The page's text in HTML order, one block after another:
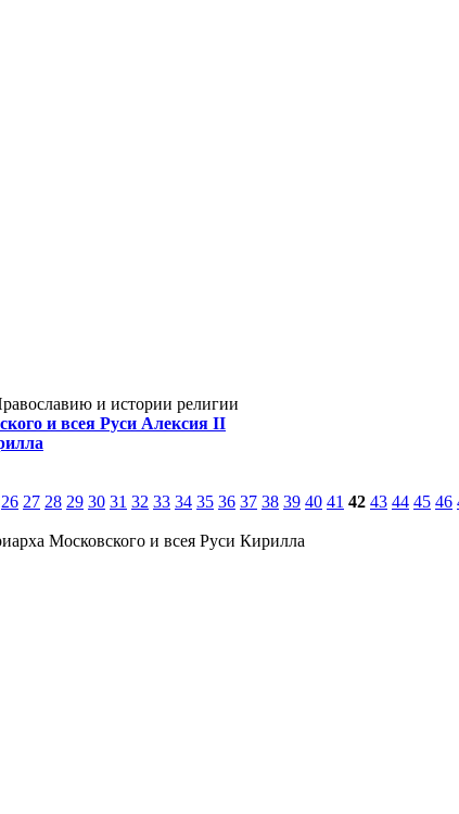
и истории религии
и всея Руси Алексия II
26 27 28 29 30 31 32 33 34 35 36 37 38 39 40 41 42 43 44 45 46
Московского и всея Руси Кирилла